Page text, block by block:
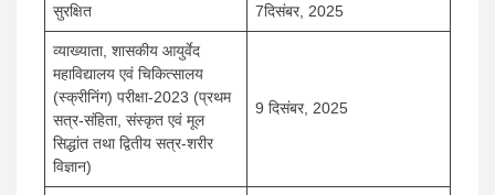
सुरक्षित 7दिसंबर, 2025
व्याख्याता, शासकीय आयुर्वेद
महाविद्यालय एवं चिकित्सालय
(स्क्रीनिंग) परीक्षा-2023 (प्रथम
सत्र-संहिता, संस्कृत एवं मूल
सिद्धांत तथा द्वितीय सत्र-शरीर
विज्ञान)
9 दिसंबर, 2025